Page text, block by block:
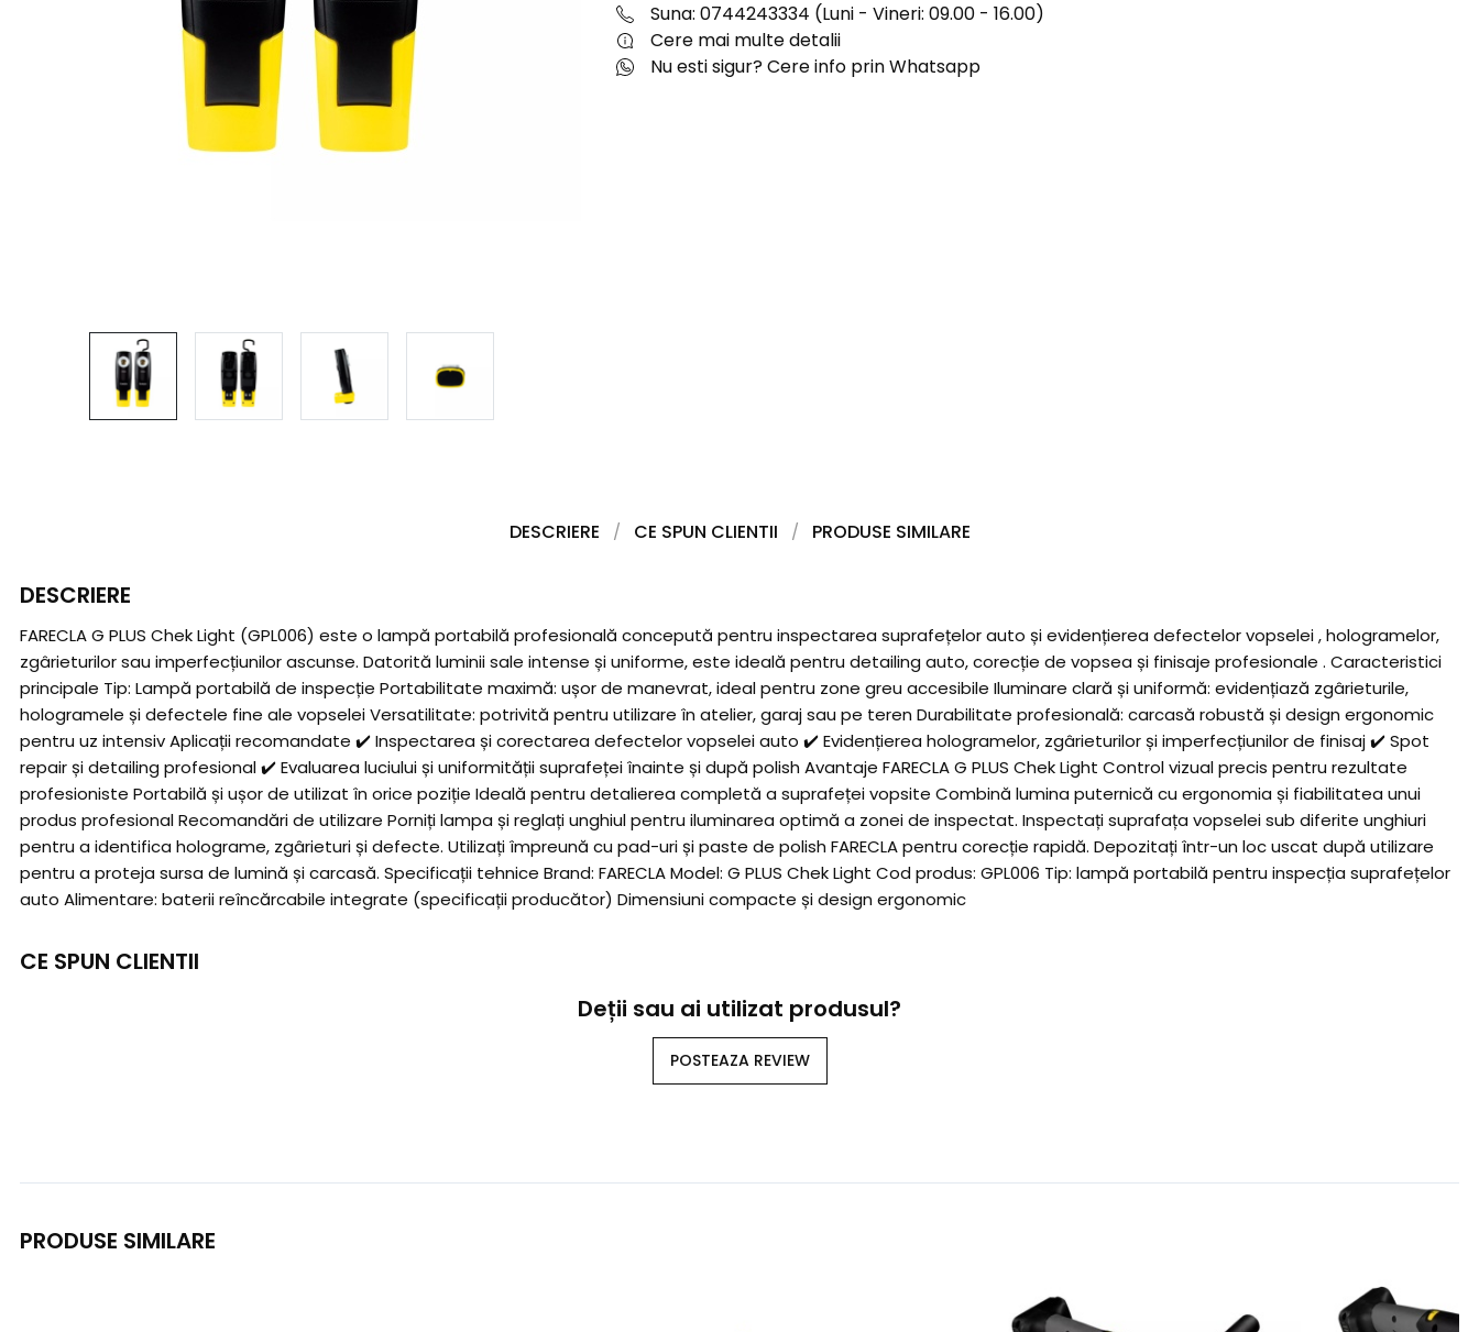
Suna: 0744243334 (Luni - Vineri: 09.00 - 16.00)
Cere mai multe detalii
Nu esti sigur? Cere info prin Whatsapp
DESCRIERE CE SPUN CLIENTII PRODUSE SIMILARE
DESCRIERE
FARECLA G PLUS Chek Light (GPL006) este o lampă portabilă profesională concepută pentru inspectarea suprafețelor auto și evidențierea defectelor vopselei , hologramelor,
zgârieturilor sau imperfecțiunilor ascunse. Datorită luminii sale intense și uniforme, este ideală pentru detailing auto, corecție de vopsea și finisaje profesionale . Caracteristici
principale Tip: Lampă portabilă de inspecție Portabilitate maximă: ușor de manevrat, ideal pentru zone greu accesibile Iluminare clară și uniformă: evidențiază zgârieturile,
hologramele și defectele fine ale vopselei Versatilitate: potrivită pentru utilizare în atelier, garaj sau pe teren Durabilitate profesională: carcasă robustă și design ergonomic
pentru uz intensiv Aplicații recomandate ✔️ Inspectarea și corectarea defectelor vopselei auto ✔️ Evidențierea hologramelor, zgârieturilor și imperfecțiunilor de finisaj ✔️ Spot
repair și detailing profesional ✔️ Evaluarea luciului și uniformității suprafeței înainte și după polish Avantaje FARECLA G PLUS Chek Light Control vizual precis pentru rezultate
profesioniste Portabilă și ușor de utilizat în orice poziție Ideală pentru detalierea completă a suprafeței vopsite Combină lumina puternică cu ergonomia și fiabilitatea unui
produs profesional Recomandări de utilizare Porniți lampa și reglați unghiul pentru iluminarea optimă a zonei de inspectat. Inspectați suprafața vopselei sub diferite unghiuri
pentru a identifica holograme, zgârieturi și defecte. Utilizați împreună cu pad-uri și paste de polish FARECLA pentru corecție rapidă. Depozitați într-un loc uscat după utilizare
pentru a proteja sursa de lumină și carcasă. Specificații tehnice Brand: FARECLA Model: G PLUS Chek Light Cod produs: GPL006 Tip: lampă portabilă pentru inspecția suprafețelor
auto Alimentare: baterii reîncărcabile integrate (specificații producător) Dimensiuni compacte și design ergonomic
CE SPUN CLIENTII
Deții sau ai utilizat produsul?
POSTEAZA REVIEW
PRODUSE SIMILARE